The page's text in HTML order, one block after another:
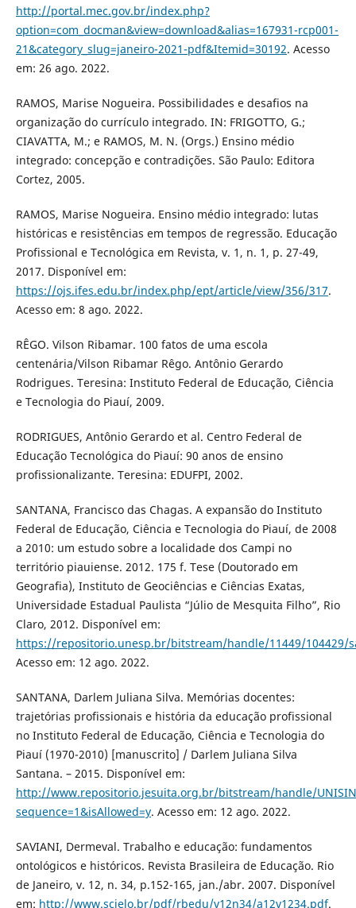
http://portal.mec.gov.br/index.php?
option=com_docman&view=download&alias=167931-rcp001-
21&category_slug=janeiro-2021-pdf&Itemid=30192. Acesso
em: 26 ago. 2022.
RAMOS, Marise Nogueira. Possibilidades e desafios na
organização do currículo integrado. IN: FRIGOTTO, G.;
CIAVATTA, M.; e RAMOS, M. N. (Orgs.) Ensino médio
integrado: concepção e contradições. São Paulo: Editora
Cortez, 2005.
RAMOS, Marise Nogueira. Ensino médio integrado: lutas
históricas e resistências em tempos de regressão. Educação
Profissional e Tecnológica em Revista, v. 1, n. 1, p. 27-49,
2017. Disponível em:
https://ojs.ifes.edu.br/index.php/ept/article/view/356/317.
Acesso em: 8 ago. 2022.
RÊGO. Vilson Ribamar. 100 fatos de uma escola
centenária/Vilson Ribamar Rêgo. Antônio Gerardo
Rodrigues. Teresina: Instituto Federal de Educação, Ciência
e Tecnologia do Piauí, 2009.
RODRIGUES, Antônio Gerardo et al. Centro Federal de
Educação Tecnológica do Piauí: 90 anos de ensino
profissionalizante. Teresina: EDUFPI, 2002.
SANTANA, Francisco das Chagas. A expansão do Instituto
Federal de Educação, Ciência e Tecnologia do Piauí, de 2008
a 2010: um estudo sobre a localidade dos Campi no
território piauiense. 2012. 175 f. Tese (Doutorado em
Geografia), Instituto de Geociências e Ciências Exatas,
Universidade Estadual Paulista “Júlio de Mesquita Filho”, Rio
Claro, 2012. Disponível em:
https://repositorio.unesp.br/bitstream/handle/11449/104429/
Acesso em: 12 ago. 2022.
SANTANA, Darlem Juliana Silva. Memórias docentes:
trajetórias profissionais e história da educação profissional
no Instituto Federal de Educação, Ciência e Tecnologia do
Piauí (1970-2010) [manuscrito] / Darlem Juliana Silva
Santana. – 2015. Disponível em:
http://www.repositorio.jesuita.org.br/bitstream/handle/
sequence=1&isAllowed=y. Acesso em: 12 ago. 2022.
SAVIANI, Dermeval. Trabalho e educação: fundamentos
ontológicos e históricos. Revista Brasileira de Educação. Rio
de Janeiro, v. 12, n. 34, p.152-165, jan./abr. 2007. Disponível
em: http://www.scielo.br/pdf/rbedu/v12n34/a12v1234.pdf.